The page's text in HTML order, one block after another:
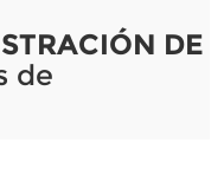
DE
de